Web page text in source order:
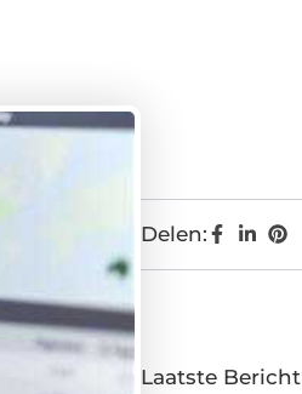
Delen:
Laatste Bericht